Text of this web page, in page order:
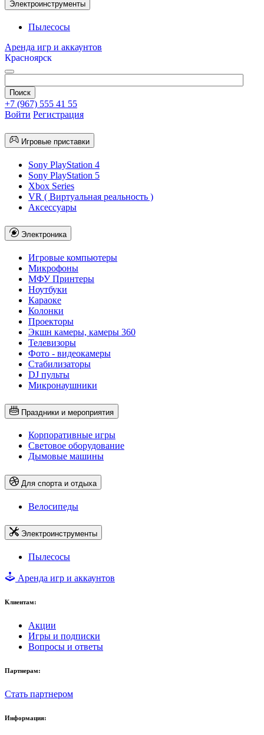
Электроинструменты
Пылесосы
Аренда игр и аккаунтов
Красноярск
+7 (967) 555 41 55
Войти Регистрация
Игровые приставки
Sony PlayStation 4
Sony PlayStation 5
Xbox Series
VR ( Виртуальная реальность )
Аксессуары
Электроника
Игровые компьютеры
Микрофоны
МФУ Принтеры
Ноутбуки
Караоке
Колонки
Проекторы
Экшн камеры, камеры 360
Телевизоры
Фото - видеокамеры
Стабилизаторы
DJ пульты
Микронаушники
Праздники и мероприятия
Корпоративные игры
Световое оборудование
Дымовые машины
Для спорта и отдыха
Велосипеды
Электроинструменты
Пылесосы
Аренда игр и аккаунтов
Клиентам:
Акции
Игры и подписки
Вопросы и ответы
Партнерам:
Стать партнером
Информация: